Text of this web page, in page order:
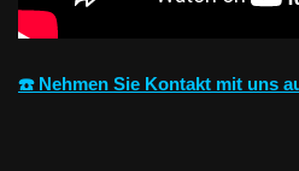
☎️ Nehmen Sie Kontakt mit uns